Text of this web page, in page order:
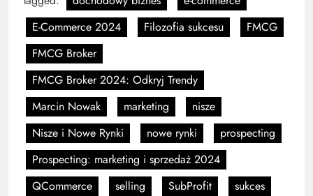
E-Commerce 2024
Filozofia sukcesu
FMCG
FMCG Broker
FMCG Broker 2024: Odkryj Trendy
Marcin Nowak
marketing
nisze
Nisze i Nowe Rynki
nowe rynki
prospecting
Prospecting: marketing i sprzedaż 2024
QCommerce
selling SubProfit
sukces